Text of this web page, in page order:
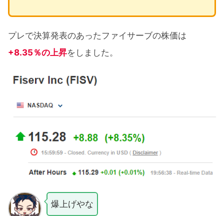
プレで決算発表のあったファイサーブの株価は
+8.35％の上昇をしました。
爆上げやな